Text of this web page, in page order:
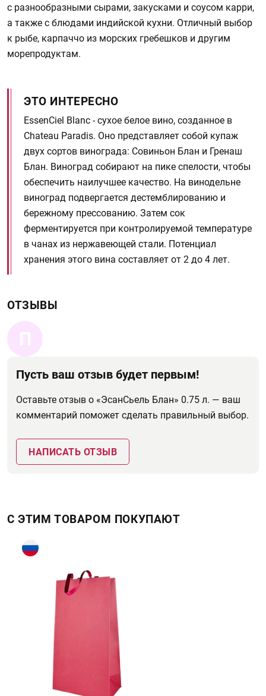
с разнообразными сырами, закусками и соусом карри,
а также с блюдами индийской кухни. Отличный выбор
к рыбе, карпаччо из морских гребешков и другим
морепродуктам.
ЭТО ИНТЕРЕСНО
EssenCiel Blanc - сухое белое вино, созданное в
Chateau Paradis. Оно представляет собой купаж
двух сортов винограда: Совиньон Блан и Гренаш
Блан. Виноград собирают на пике спелости, чтобы
обеспечить наилучшее качество. На винодельне
виноград подвергается дестемблированию и
бережному прессованию. Затем сок
ферментируется при контролируемой температуре
в чанах из нержавеющей стали. Потенциал
хранения этого вина составляет от 2 до 4 лет.
ОТЗЫВЫ
П
Пусть ваш отзыв будет первым!
Оставьте отзыв о «ЭсанСьель Блан» 0.75 л. — ваш
комментарий поможет сделать правильный выбор.
НАПИСАТЬ ОТЗЫВ
С ЭТИМ ТОВАРОМ ПОКУПАЮТ